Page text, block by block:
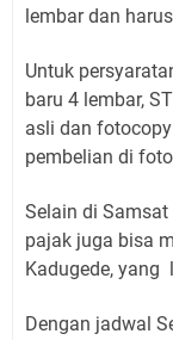
lembar dan
Untuk
baru 4 lembar,
asli dan
pembelian di
Selain di
pajak juga bisa
Kadugede, yang
Dengan jadwal